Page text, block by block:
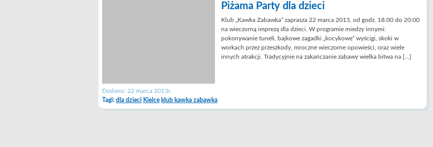
Piżama Party dla dzieci
Klub „Kawka Zabawka” zaprasza 22 marca 2013, od godz. 18.00 do 20:00
na wieczorną imprezą dla dzieci. W programie miedzy innymi:
pokonywanie tuneli, bajkowe zagadki „kocykowe” wyścigi, skoki w
workach przez przeszkody, mroczne wieczorne opowieści, oraz wiele
innych atrakcji. Tradycyjnie na zakańczanie zabawy wielka bitwa na […]
Dodano: 22 marca 2013r.
Tagi: dla dzieci Kielce klub kawka zabawka